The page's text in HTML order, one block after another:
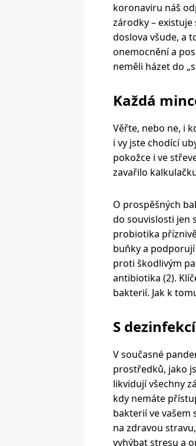
koronaviru náš
zárodky –
doslova všude, a
onemocnění a
neměli házet do
Každá
Věřte, nebo ne, i
i vy jste chodící
pokožce i ve
zavařilo
O prospěšných
do souvislosti jen
probiotika
buňky a
proti škodlivým
antibiotika (2).
bakterií. Jak k
S
V současné
prostředků, jako
likvidují všechny
kdy nemáte
bakterií ve vašem
na zdravou
vyhýbat stresu a